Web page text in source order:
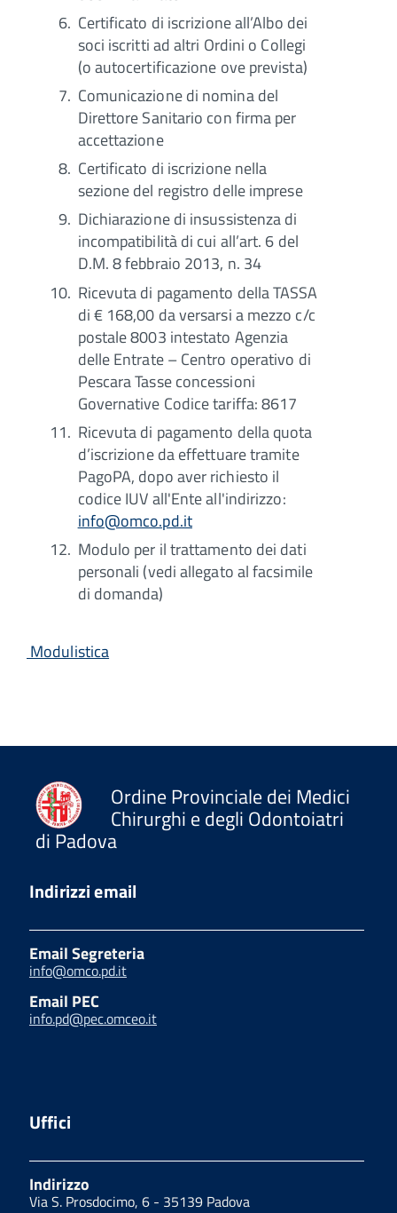
Certificato di iscrizione all’Albo dei
soci iscritti ad altri Ordini o Collegi
(o autocertificazione ove prevista)
Comunicazione di nomina del
Direttore Sanitario con firma per
accettazione
Certificato di iscrizione nella
sezione del registro delle imprese
Dichiarazione di insussistenza di
incompatibilità di cui all’art. 6 del
D.M. 8 febbraio 2013, n. 34
Ricevuta di pagamento della TASSA
di € 168,00 da versarsi a mezzo c/c
postale 8003 intestato Agenzia
delle Entrate – Centro operativo di
Pescara Tasse concessioni
Governative Codice tariffa: 8617
Ricevuta di pagamento della quota
d’iscrizione da effettuare tramite
PagoPA, dopo aver richiesto il
codice IUV all'Ente all'indirizzo:
info@omco.pd.it
Modulo per il trattamento dei dati
personali (vedi allegato al facsimile
di domanda)
Modulistica
Ordine Provinciale dei Medici
Chirurghi e degli Odontoiatri
di Padova
Indirizzi email
Email Segreteria
info@omco.pd.it
Email PEC
info.pd@pec.omceo.it
Uffici
Indirizzo
Via S. Prosdocimo, 6 - 35139 Padova